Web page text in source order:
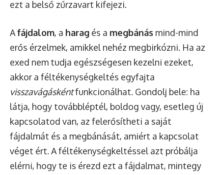
ezt a belső zűrzavart kifejezi.
Afájdalom, a harag és a megbánás mind-mind
erős érzelmek, amikkel nehéz megbirkózni. Ha az
exed nem tudja egészségesen kezelni ezeket,
akkor a féltékenységkeltés egyfajta
visszavágáskéntfunkcionálhat. Gondolj bele: ha
látja, hogy továbbléptél, boldog vagy, esetleg új
kapcsolatod van, az felerősítheti a saját
fájdalmát és a megbánását, amiért a kapcsolat
véget ért. A féltékenységkeltéssel azt próbálja
elérni, hogy te is érezd ezt a fájdalmat, mintegy